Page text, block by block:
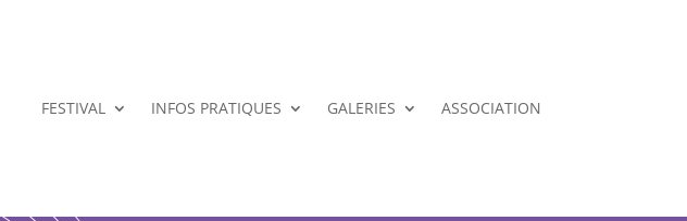
FESTIVAL INFOS PRATIQUES GALERIES ASSOCIATION